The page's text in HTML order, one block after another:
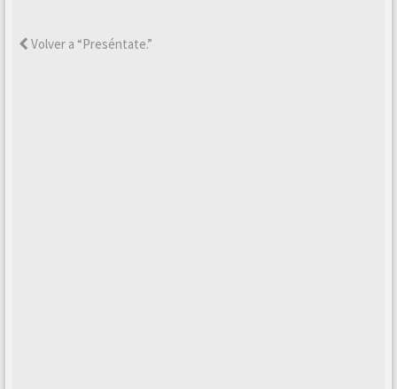
Volver a “Preséntate.”